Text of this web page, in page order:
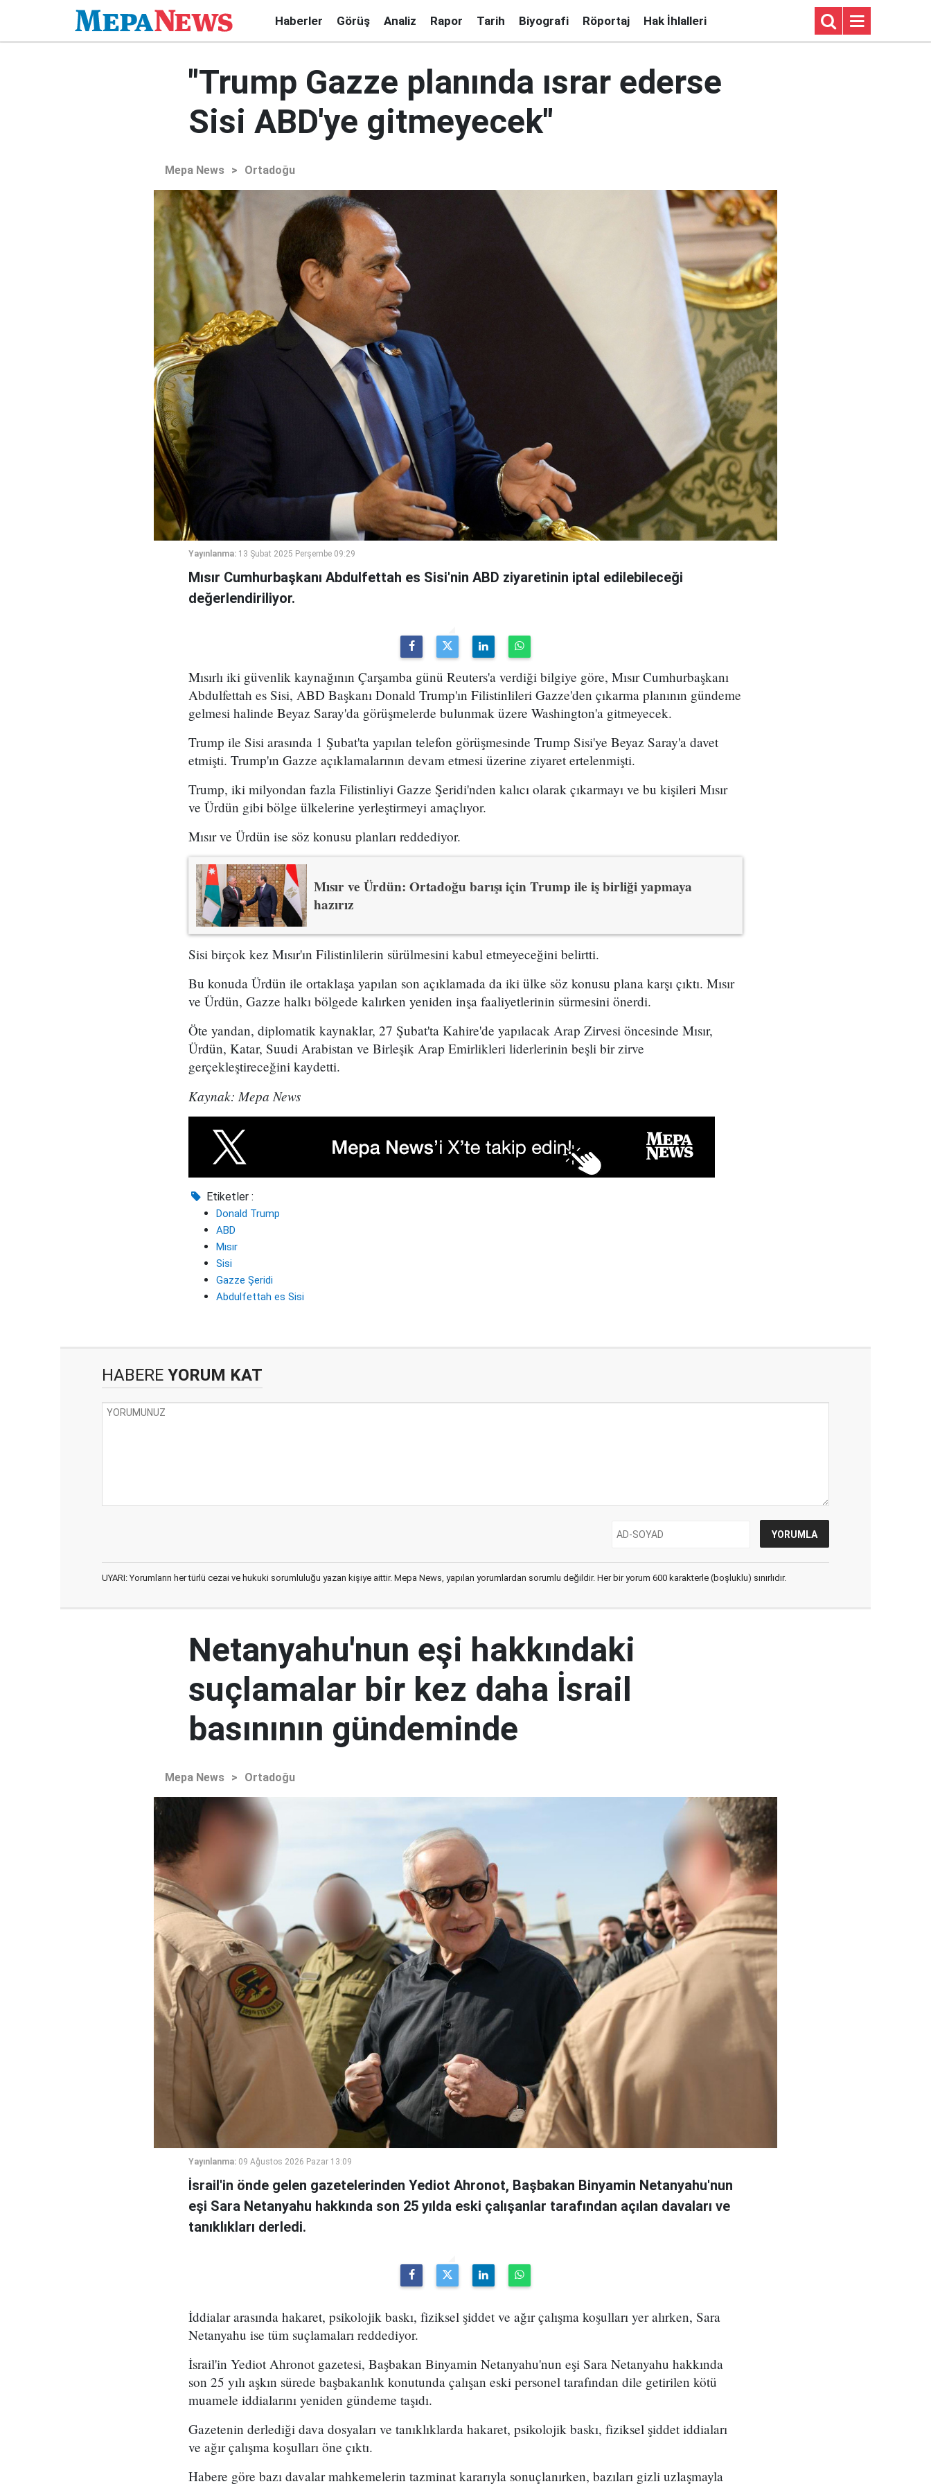
Haberler Görüş Analiz Rapor Tarih Biyografi Röportaj Hak İhlalleri
"Trump Gazze planında ısrar ederse
Sisi ABD'ye gitmeyecek"
Mepa News > Ortadoğu
Yayınlanma: 13 Şubat 2025 Perşembe 09:29
Mısır Cumhurbaşkanı Abdulfettah es Sisi'nin ABD ziyaretinin iptal edilebileceği
değerlendiriliyor.
Mısırlı iki güvenlik kaynağının Çarşamba günü Reuters'a verdiği bilgiye göre, Mısır Cumhurbaşkanı
Abdulfettah es Sisi, ABD Başkanı Donald Trump'ın Filistinlileri Gazze'den çıkarma planının gündeme
gelmesi halinde Beyaz Saray'da görüşmelerde bulunmak üzere Washington'a gitmeyecek.
Trump ile Sisi arasında 1 Şubat'ta yapılan telefon görüşmesinde Trump Sisi'ye Beyaz Saray'a davet
etmişti. Trump'ın Gazze açıklamalarının devam etmesi üzerine ziyaret ertelenmişti.
Trump, iki milyondan fazla Filistinliyi Gazze Şeridi'nden kalıcı olarak çıkarmayı ve bu kişileri Mısır
ve Ürdün gibi bölge ülkelerine yerleştirmeyi amaçlıyor.
Mısır ve Ürdün ise söz konusu planları reddediyor.
Mısır ve Ürdün: Ortadoğu barışı için Trump ile iş birliği yapmaya
hazırız
Sisi birçok kez Mısır'ın Filistinlilerin sürülmesini kabul etmeyeceğini belirtti.
Bu konuda Ürdün ile ortaklaşa yapılan son açıklamada da iki ülke söz konusu plana karşı çıktı. Mısır
ve Ürdün, Gazze halkı bölgede kalırken yeniden inşa faaliyetlerinin sürmesini önerdi.
Öte yandan, diplomatik kaynaklar, 27 Şubat'ta Kahire'de yapılacak Arap Zirvesi öncesinde Mısır,
Ürdün, Katar, Suudi Arabistan ve Birleşik Arap Emirlikleri liderlerinin beşli bir zirve
gerçekleştireceğini kaydetti.
Kaynak: Mepa News
Etiketler :
Donald Trump
ABD
Mısır
Sisi
Gazze Şeridi
Abdulfettah es Sisi
HABERE YORUM KAT
UYARI: Yorumların her türlü cezai ve hukuki sorumluluğu yazan kişiye aittir. Mepa News, yapılan yorumlardan sorumlu değildir. Her bir yorum 600 karakterle (boşluklu) sınırlıdır.
Netanyahu'nun eşi hakkındaki
suçlamalar bir kez daha İsrail
basınının gündeminde
Mepa News > Ortadoğu
Yayınlanma: 09 Ağustos 2026 Pazar 13:09
İsrail'in önde gelen gazetelerinden Yediot Ahronot, Başbakan Binyamin Netanyahu'nun
eşi Sara Netanyahu hakkında son 25 yılda eski çalışanlar tarafından açılan davaları ve
tanıklıkları derledi.
İddialar arasında hakaret, psikolojik baskı, fiziksel şiddet ve ağır çalışma koşulları yer alırken, Sara
Netanyahu ise tüm suçlamaları reddediyor.
İsrail'in Yediot Ahronot gazetesi, Başbakan Binyamin Netanyahu'nun eşi Sara Netanyahu hakkında
son 25 yılı aşkın sürede başbakanlık konutunda çalışan eski personel tarafından dile getirilen kötü
muamele iddialarını yeniden gündeme taşıdı.
Gazetenin derlediği dava dosyaları ve tanıklıklarda hakaret, psikolojik baskı, fiziksel şiddet iddiaları
ve ağır çalışma koşulları öne çıktı.
Habere göre bazı davalar mahkemelerin tazminat kararıyla sonuçlanırken, bazıları gizli uzlaşmayla